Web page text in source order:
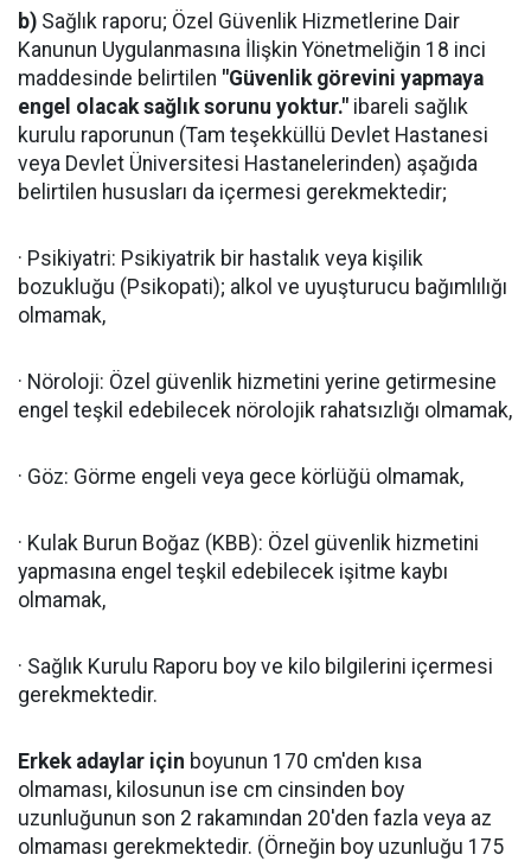
b) Sağlık raporu; Özel Güvenlik Hizmetlerine Dair
Kanunun Uygulanmasına İlişkin Yönetmeliğin 18 inci
maddesinde belirtilen "Güvenlik görevini yapmaya
engel olacak sağlık sorunu yoktur." ibareli sağlık
kurulu raporunun (Tam teşekküllü Devlet Hastanesi
veya Devlet Üniversitesi Hastanelerinden) aşağıda
belirtilen hususları da içermesi gerekmektedir;
· Psikiyatri: Psikiyatrik bir hastalık veya kişilik
bozukluğu (Psikopati); alkol ve uyuşturucu bağımlılığı
olmamak,
· Nöroloji: Özel güvenlik hizmetini yerine getirmesine
engel teşkil edebilecek nörolojik rahatsızlığı olmamak,
· Göz: Görme engeli veya gece körlüğü olmamak,
· Kulak Burun Boğaz (KBB): Özel güvenlik hizmetini
yapmasına engel teşkil edebilecek işitme kaybı
olmamak,
· Sağlık Kurulu Raporu boy ve kilo bilgilerini içermesi
gerekmektedir.
Erkek adaylar için boyunun 170 cm'den kısa
olmaması, kilosunun ise cm cinsinden boy
uzunluğunun son 2 rakamından 20'den fazla veya az
olmaması gerekmektedir. (Örneğin boy uzunluğu 175